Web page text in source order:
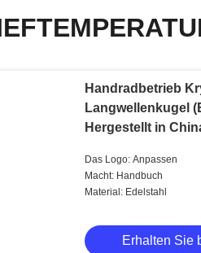
Handradbetrieb
Langwellenkugel
Hergestellt in
Das Logo: Anpassen
Macht: Handbuch
Material: Edelstahl
Erhalten Sie